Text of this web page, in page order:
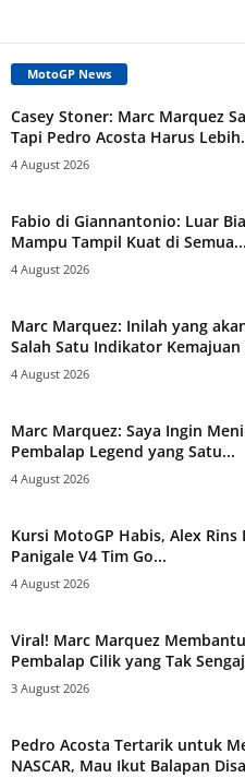
MotoGP News
Casey Stoner: Marc Marquez
Tapi Pedro Acosta Harus
4 August 2026
Fabio di Giannantonio: Luar
Mampu Tampil Kuat di Semua...
4 August 2026
Marc Marquez: Inilah yang
Salah Satu Indikator Kemajuan
4 August 2026
Marc Marquez: Saya Ingin
Pembalap Legend yang Satu...
4 August 2026
Kursi MotoGP Habis, Alex Rins
Panigale V4 Tim Go...
4 August 2026
Viral! Marc Marquez
Pembalap Cilik yang Tak
3 August 2026
Pedro Acosta Tertarik untuk
NASCAR, Mau Ikut Balapan